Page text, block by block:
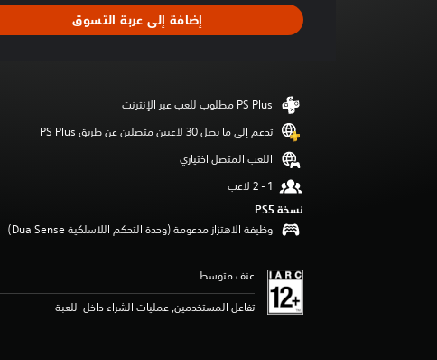
د
ت
ت
إضافة إلى عربة التسوق
تدعم إلى ما يصل 30 لاعبين متصلين عن طريق PS Plus‏
اللعب المتصل اختياري
نسخة PS5‏
وظيفة الاهتزاز مدعومة (وحدة التحكم اللاسلكية DualSense‏)
عنف متوسط
تفاعل المستخدمين, عمليات الشراء داخل اللعبة